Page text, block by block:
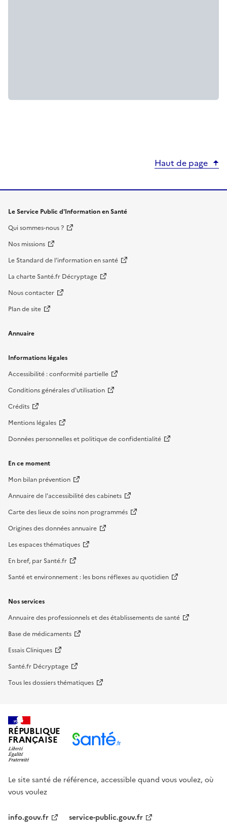
Haut de page
Le Service Public d'Information en Santé
Qui sommes-nous ?
Nos missions
Le Standard de l’information en santé
La charte Santé.fr Décryptage
Nous contacter
Plan de site
Annuaire
Informations légales
Accessibilité : conformité partielle
Conditions générales d'utilisation
Crédits
Mentions légales
Données personnelles et politique de confidentialité
En ce moment
Mon bilan prévention
Annuaire de l'accessibilité des cabinets
Carte des lieux de soins non programmés
Origines des données annuaire
Les espaces thématiques
En bref, par Santé.fr
Santé et environnement : les bons réflexes au quotidien
Nos services
Annuaire des professionnels et des établissements de santé
Base de médicaments
Essais Cliniques
Santé.fr Décryptage
Tous les dossiers thématiques
RÉPUBLIQUE
FRANÇAISE
Le site santé de référence, accessible quand vous voulez, où
vous voulez
info.gouv.fr
service-public.gouv.fr